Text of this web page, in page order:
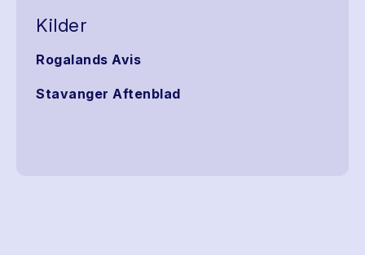
Kilder
Rogalands Avis
Stavanger Aftenblad